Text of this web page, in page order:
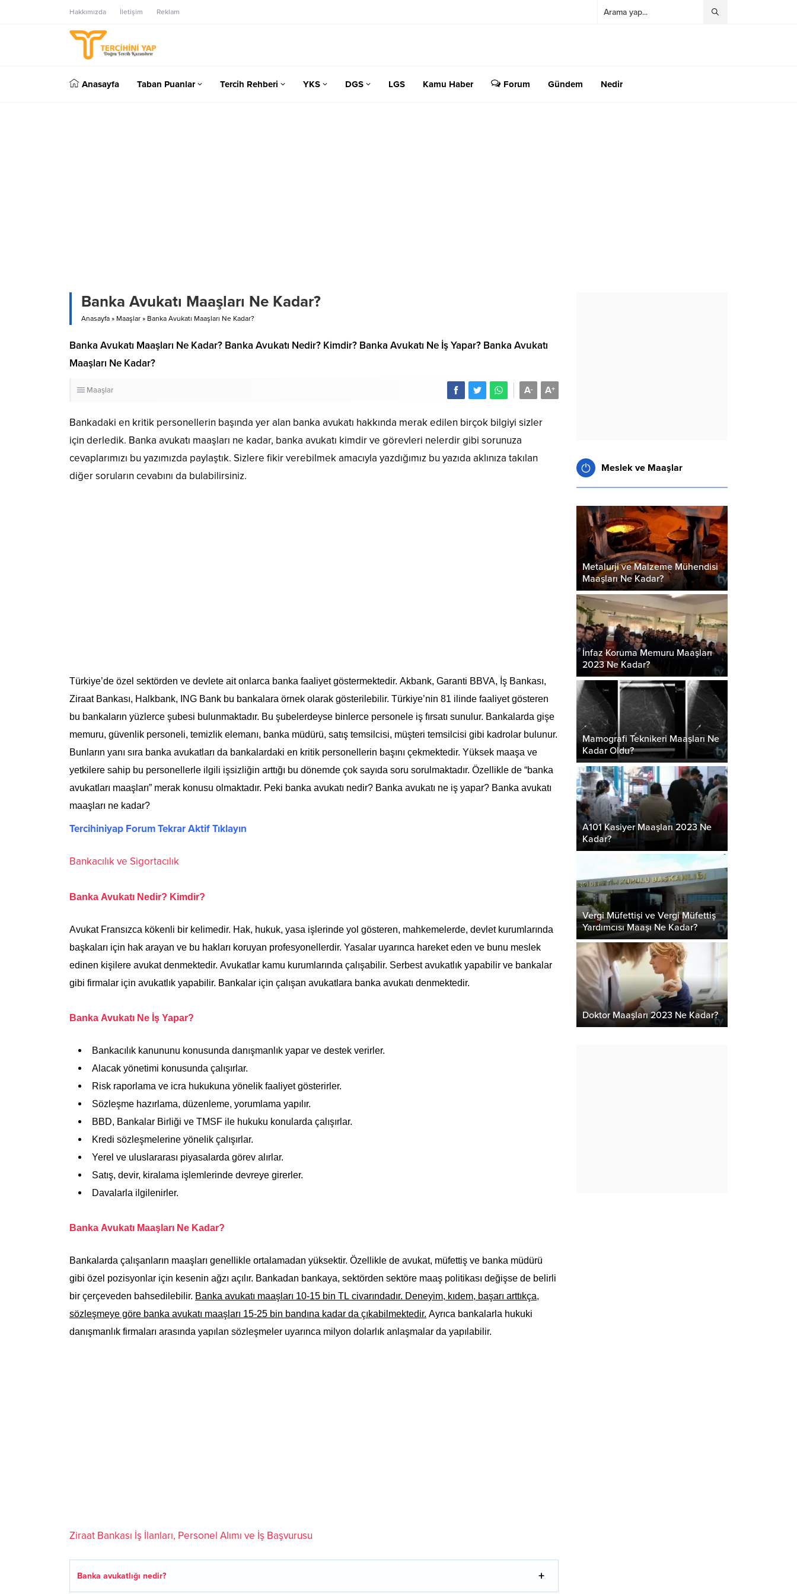
Hakkımızda İletişim Reklam
Anasayfa Taban Puanlar Tercih Rehberi YKS DGS LGS Kamu Haber Forum Gündem Nedir
Banka Avukatı Maaşları Ne Kadar?
Anasayfa » Maaşlar » Banka Avukatı Maaşları Ne Kadar?
Banka Avukatı Maaşları Ne Kadar? Banka Avukatı Nedir? Kimdir? Banka Avukatı Ne İş Yapar? Banka Avukatı
Maaşları Ne Kadar?
Maaşlar A+
A-
Bankadaki en kritik personellerin başında yer alan banka avukatı hakkında merak edilen birçok bilgiyi sizler
için derledik. Banka avukatı maaşları ne kadar, banka avukatı kimdir ve görevleri nelerdir gibi sorunuza
cevaplarımızı bu yazımızda paylaştık. Sizlere fikir verebilmek amacıyla yazdığımız bu yazıda aklınıza takılan
diğer soruların cevabını da bulabilirsiniz.
Türkiye’de özel sektörden ve devlete ait onlarca banka faaliyet göstermektedir. Akbank, Garanti BBVA, İş Bankası,
Ziraat Bankası, Halkbank, ING Bank bu bankalara örnek olarak gösterilebilir. Türkiye’nin 81 ilinde faaliyet gösteren
bu bankaların yüzlerce şubesi bulunmaktadır. Bu şubelerdeyse binlerce personele iş fırsatı sunulur. Bankalarda gişe
memuru, güvenlik personeli, temizlik elemanı, banka müdürü, satış temsilcisi, müşteri temsilcisi gibi kadrolar bulunur.
Bunların yanı sıra banka avukatları da bankalardaki en kritik personellerin başını çekmektedir. Yüksek maaşa ve
yetkilere sahip bu personellerle ilgili işsizliğin arttığı bu dönemde çok sayıda soru sorulmaktadır. Özellikle de “banka
avukatları maaşları” merak konusu olmaktadır. Peki banka avukatı nedir? Banka avukatı ne iş yapar? Banka avukatı
maaşları ne kadar?
Tercihiniyap Forum Tekrar Aktif Tıklayın
Bankacılık ve Sigortacılık
Banka Avukatı Nedir? Kimdir?
Avukat Fransızca kökenli bir kelimedir. Hak, hukuk, yasa işlerinde yol gösteren, mahkemelerde, devlet kurumlarında
başkaları için hak arayan ve bu hakları koruyan profesyonellerdir. Yasalar uyarınca hareket eden ve bunu meslek
edinen kişilere avukat denmektedir. Avukatlar kamu kurumlarında çalışabilir. Serbest avukatlık yapabilir ve bankalar
gibi firmalar için avukatlık yapabilir. Bankalar için çalışan avukatlara banka avukatı denmektedir.
Banka Avukatı Ne İş Yapar?
Bankacılık kanununu konusunda danışmanlık yapar ve destek verirler.
Alacak yönetimi konusunda çalışırlar.
Risk raporlama ve icra hukukuna yönelik faaliyet gösterirler.
Sözleşme hazırlama, düzenleme, yorumlama yapılır.
BBD, Bankalar Birliği ve TMSF ile hukuku konularda çalışırlar.
Kredi sözleşmelerine yönelik çalışırlar.
Yerel ve uluslararası piyasalarda görev alırlar.
Satış, devir, kiralama işlemlerinde devreye girerler.
Davalarla ilgilenirler.
Banka Avukatı Maaşları Ne Kadar?
Bankalarda çalışanların maaşları genellikle ortalamadan yüksektir. Özellikle de avukat, müfettiş ve banka müdürü
gibi özel pozisyonlar için kesenin ağzı açılır. Bankadan bankaya, sektörden sektöre maaş politikası değişse de belirli
bir çerçeveden bahsedilebilir. Banka avukatı maaşları 10-15 bin TL civarındadır. Deneyim, kıdem, başarı arttıkça,
sözleşmeye göre banka avukatı maaşları 15-25 bin bandına kadar da çıkabilmektedir. Ayrıca bankalarla hukuki
danışmanlık firmaları arasında yapılan sözleşmeler uyarınca milyon dolarlık anlaşmalar da yapılabilir.
Ziraat Bankası İş İlanları, Personel Alımı ve İş Başvurusu
Banka avukatlığı nedir?
Meslek ve Maaşlar
Metalurji ve Malzeme Mühendisi
Maaşları Ne Kadar?
İnfaz Koruma Memuru Maaşları
2023 Ne Kadar?
Mamografi Teknikeri Maaşları Ne
Kadar Oldu?
A101 Kasiyer Maaşları 2023 Ne
Kadar?
Vergi Müfettişi ve Vergi Müfettiş
Yardımcısı Maaşı Ne Kadar?
Doktor Maaşları 2023 Ne Kadar?